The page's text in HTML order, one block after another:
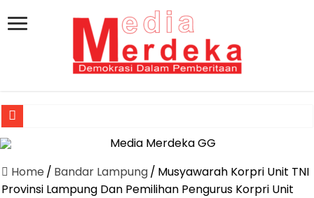
Jasa Raharja Serahkan Santunan kepada Ahli Waris Korban
Canangkan Desa TAPIS dan Luncurkan Sekolah Lansia di
Pemprov Lampung Berhasil Kendalikan Inflasi, Jadi Provinsi
Home / Bandar Lampung/ Musyawarah Korpri Unit TNI
Provinsi Lampung Dan Pemilihan Pengurus Korpri Unit